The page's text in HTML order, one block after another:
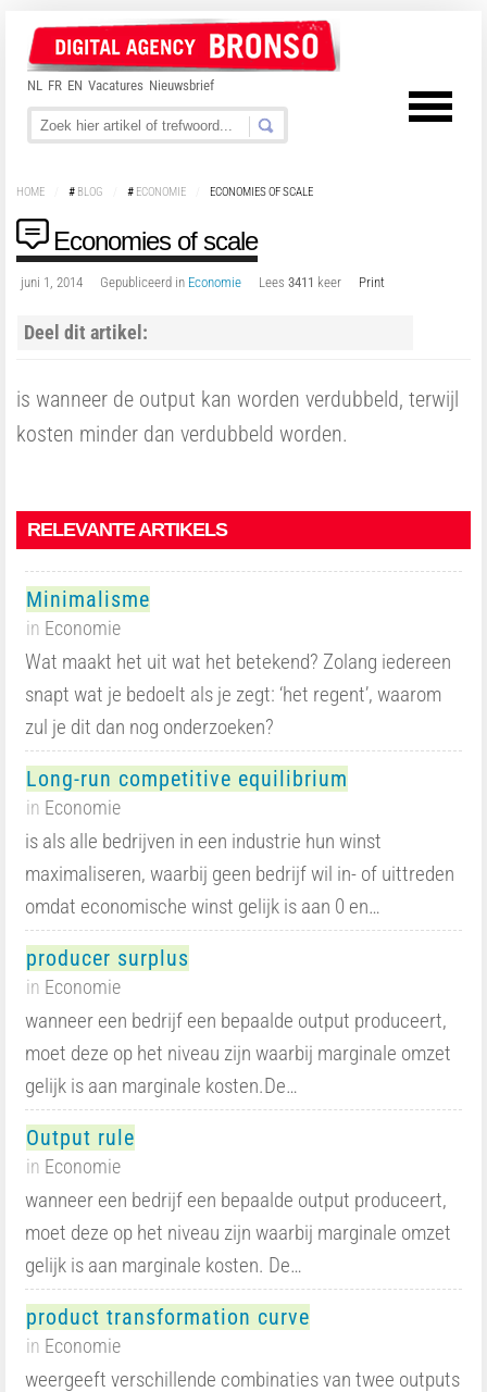
NL FR EN Vacatures Nieuwsbrief
HOME # BLOG # ECONOMIE ECONOMIES OF SCALE
Economies of scale
juni 1, 2014 Gepubliceerd in Economie Lees 3411 keer Print
Deel dit artikel:
is wanneer de output kan worden verdubbeld, terwijl
kosten minder dan verdubbeld worden.
RELEVANTE ARTIKELS
Minimalisme
in Economie
Wat maakt het uit wat het betekend? Zolang iedereen
snapt wat je bedoelt als je zegt: ‘het regent’, waarom
zul je dit dan nog onderzoeken?
Long-run competitive equilibrium
in Economie
is als alle bedrijven in een industrie hun winst
maximaliseren, waarbij geen bedrijf wil in- of uittreden
omdat economische winst gelijk is aan 0 en…
producer surplus
in Economie
wanneer een bedrijf een bepaalde output produceert,
moet deze op het niveau zijn waarbij marginale omzet
gelijk is aan marginale kosten.De…
Output rule
in Economie
wanneer een bedrijf een bepaalde output produceert,
moet deze op het niveau zijn waarbij marginale omzet
gelijk is aan marginale kosten. De…
product transformation curve
in Economie
weergeeft verschillende combinaties van twee outputs